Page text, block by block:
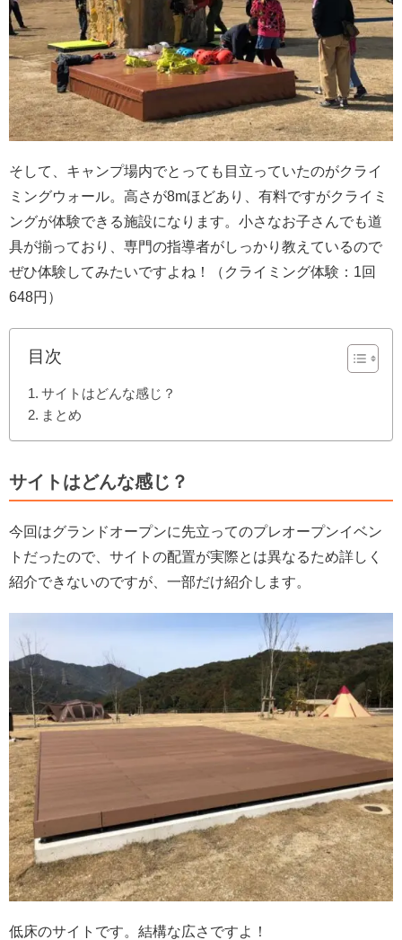
そして、キャンプ場内でとっても目立っていたのがクライ
ミングウォール。高さが8mほどあり、有料ですがクライミ
ングが体験できる施設になります。小さなお子さんでも道
具が揃っており、専門の指導者がしっかり教えているので
ぜひ体験してみたいですよね！（クライミング体験：1回
648円）
目次
サイトはどんな感じ？
まとめ
サイトはどんな感じ？
今回はグランドオープンに先立ってのプレオープンイベン
トだったので、サイトの配置が実際とは異なるため詳しく
紹介できないのですが、一部だけ紹介します。
低床のサイトです。結構な広さですよ！